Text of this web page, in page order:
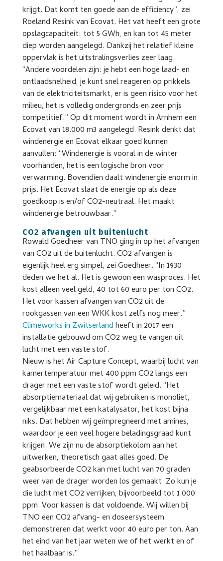
krijgt. Dat komt ten goede aan de efficiency”, zei
Roeland Resink van Ecovat. Het vat heeft een grote
opslagcapaciteit: tot 5 GWh, en kan tot 45 meter
diep worden aangelegd. Dankzij het relatief kleine
oppervlak is het uitstralingsverlies zeer laag.
“Andere voordelen zijn: je hebt een hoge laad- en
ontlaadsnelheid, je kunt snel reageren op prikkels
van de elektriciteitsmarkt, er is geen risico voor het
milieu, het is volledig ondergronds en zeer prijs
competitief.” Op dit moment wordt in Arnhem een
Ecovat van 18.000 m3 aangelegd. Resink denkt dat
windenergie en Ecovat elkaar goed kunnen
aanvullen: “Windenergie is vooral in de winter
voorhanden, het is een logische bron voor
verwarming. Bovendien daalt windenergie enorm in
prijs. Het Ecovat slaat de energie op als deze
goedkoop is en/of CO2-neutraal. Het maakt
windenergie betrouwbaar.”
CO2 afvangen uit buitenlucht
Rowald Goedheer van TNO ging in op het afvangen
van CO2 uit de buitenlucht. CO2 afvangen is
eigenlijk heel erg simpel, zei Goedheer. “In 1930
deden we het al. Het is gewoon een wasproces. Het
kost alleen veel geld, 40 tot 60 euro per ton CO2.
Het voor kassen afvangen van CO2 uit de
rookgassen van een WKK kost zelfs nog meer.”
Climeworks in Zwitserlandheeft in 2017 een
installatie gebouwd om CO2 weg te vangen uit
lucht met een vaste stof.
Nieuw is het Air Capture Concept, waarbij lucht van
kamertemperatuur met 400 ppm CO2 langs een
drager met een vaste stof wordt geleid. “Het
absorptiemateriaal dat wij gebruiken is monoliet,
vergelijkbaar met een katalysator, het kost bijna
niks. Dat hebben wij geïmpregneerd met amines,
waardoor je een veel hogere beladingsgraad kunt
krijgen. We zijn nu de absorptiekolom aan het
uitwerken, theoretisch gaat alles goed. De
geabsorbeerde CO2 kan met lucht van 70 graden
weer van de drager worden los gemaakt. Zo kun je
die lucht met CO2 verrijken, bijvoorbeeld tot 1.000
ppm. Voor kassen is dat voldoende. Wij willen bij
TNO een CO2 afvang- en doseersysteem
demonstreren dat werkt voor 40 euro per ton. Aan
het eind van het jaar weten we of het werkt en of
het haalbaar is.”